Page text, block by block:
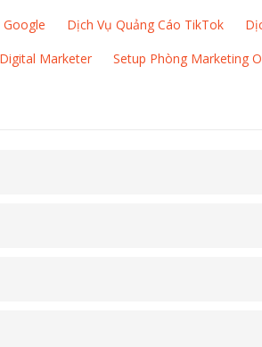
Google Dịch Vụ Quảng Cáo TikTok
Marketer Setup Phòng Marketing